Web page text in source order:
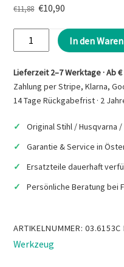
€11,88 Ursprünglicher
€11,88
€10,90
ist:
€10,90.
Scangrip
CONNECTOR
Intelligenter
Adapter
mit
kompatibel
mit
Festool
In den
Lieferzeit 2–7 Werktage · Ab
Zahlung per Stripe, Klarna,
14 Tage Rückgabefrist · 2
Original Stihl / Husqvarna
Garantie & Service in
Ersatzteile dauerhaft
Persönliche Beratung bei
ARTIKELNUMMER:03.6153C
Werkzeug